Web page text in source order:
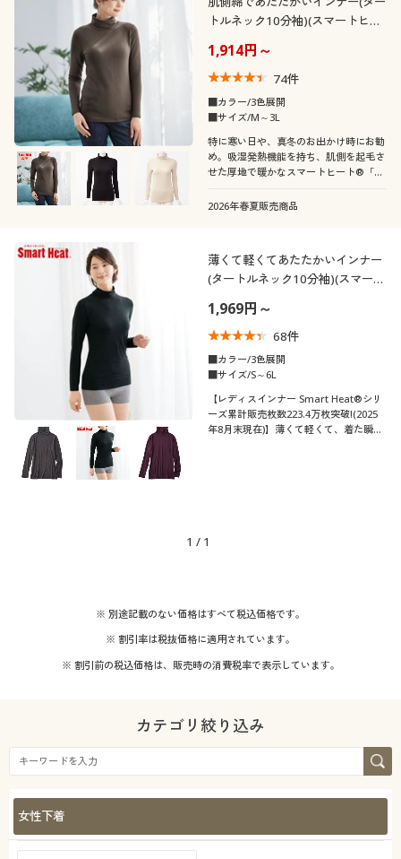
トルネック10分袖)(スマートヒー
1,914円～
74件
■カラー/3色展開
■サイズ/M～3L
特に寒い日や、真冬のお出かけ時にお勧
め。吸湿発熱機能を持ち、肌側を起毛さ
せた厚地で暖かなスマートヒート®「厚
ートルネックの10分袖。
2026年春夏販売商品
薄くて軽くてあたたかいインナー
(タートルネック10分袖)(スマート
1,969円～
68件
■カラー/3色展開
■サイズ/S～6L
【レディスインナー Smart Heat®シリ
ーズ累計販売枚数223.4万枚突破!(2025
年8月末現在)】薄くて軽くて、着た瞬間
1 / 1
※ 別途記載のない価格はすべて税込価格です。
※ 割引率は税抜価格に適用されています。
※ 割引前の税込価格は、販売時の消費税率で表示しています。
カテゴリ絞り込み
女性下着